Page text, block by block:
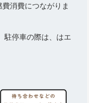
消費につながりま
駐停車の際は、はエ